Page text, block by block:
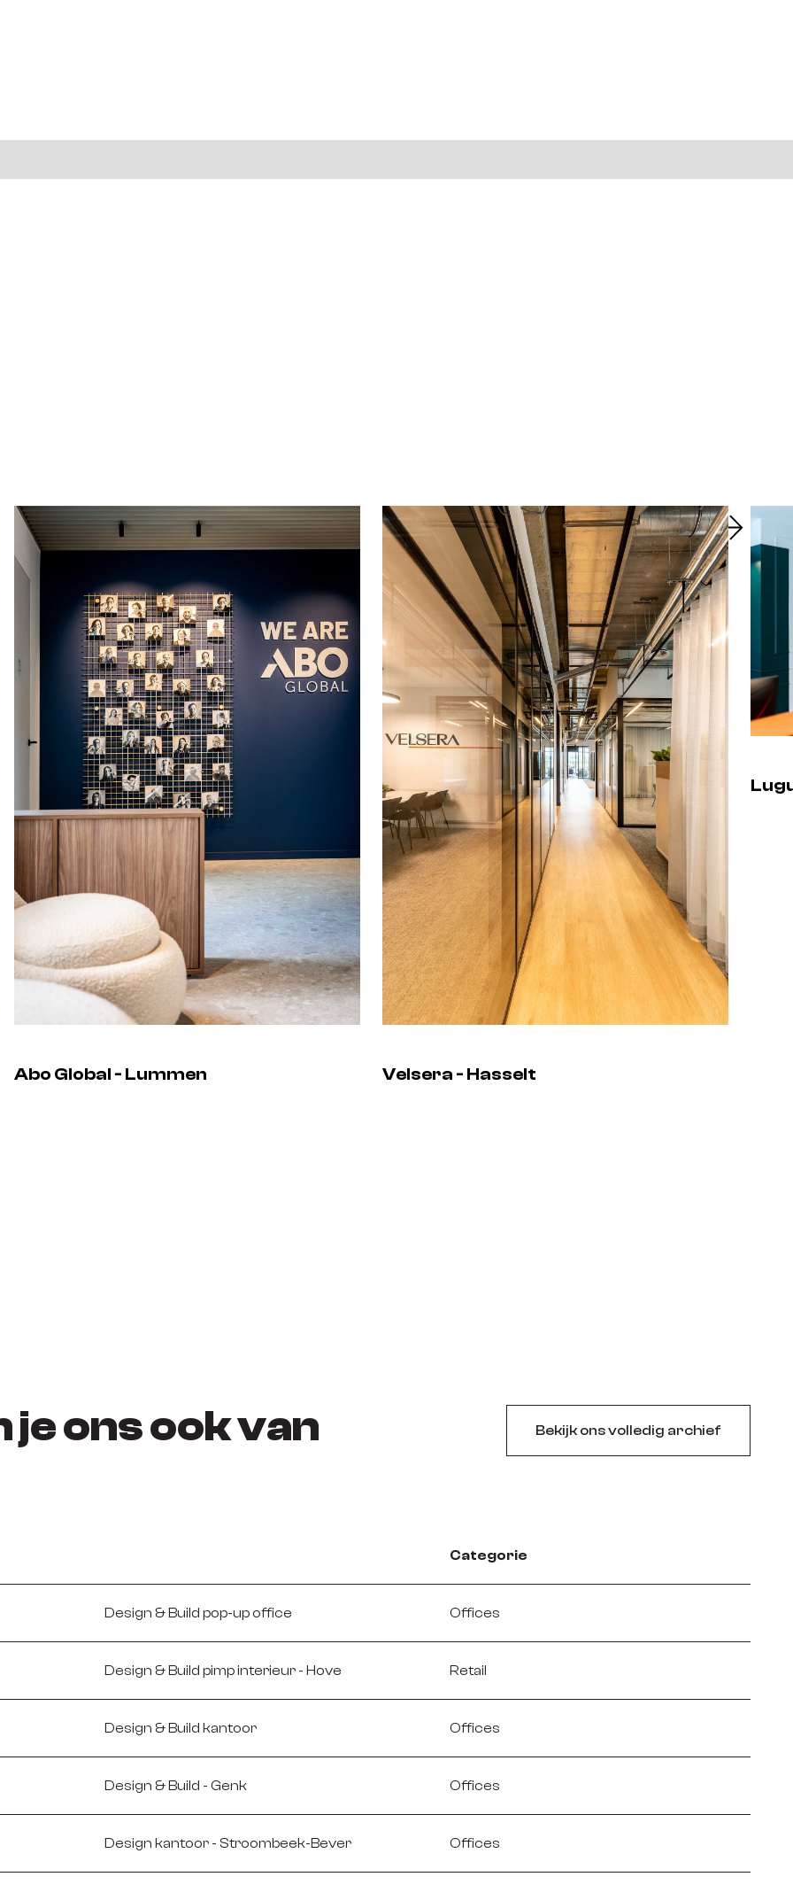
Abo Global - Lummen Velsera - Hasselt
je ons ook van Bekijk ons volledig archief
Categorie
Design & Build pop-up office Offices
Design & Build pimp interieur - Hove Retail
Design & Build kantoor Offices
Design & Build - Genk Offices
Design kantoor - Stroombeek-Bever Offices